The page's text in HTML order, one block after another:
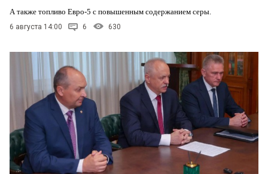
А также топливо Евро-5 с повышенным содержанием серы.
6 августа 14:00 6 630